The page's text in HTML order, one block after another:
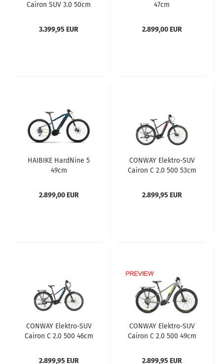
Cairon SUV 3.0 50cm
3.399,95 EUR
47cm
2.899,00 EUR
HAIBIKE HardNine 5
49cm
2.899,00 EUR
CONWAY Elektro-SUV
Cairon C 2.0 500 53cm
2.899,95 EUR
CONWAY Elektro-SUV
Cairon C 2.0 500 46cm
2.899,95 EUR
CONWAY Elektro-SUV
Cairon C 2.0 500 49cm
2.899,95 EUR